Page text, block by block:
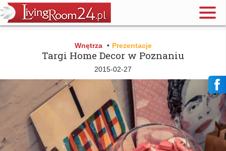
Wnętrza • Prezentacje
Targi Home Decor w Poznaniu
2015-02-27